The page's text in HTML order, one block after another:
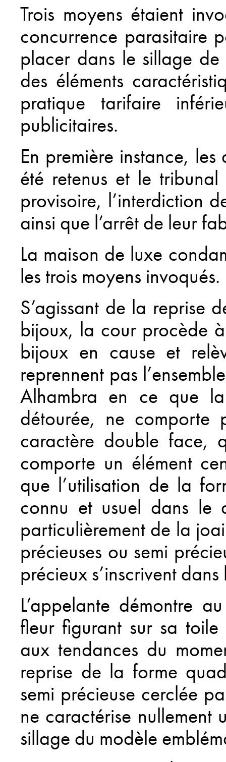
Trois moyens étaient
concurrence parasitaire
placer dans le sillage
des éléments
pratique tarifaire
publicitaires.
En première instance,
été retenus et le
provisoire, l’interdiction
ainsi que l’arrêt de leur
La maison de luxe
les trois moyens invoqués.
S’agissant de la reprise
bijoux, la cour procède
bijoux en cause et
reprennent pas
Alhambra en ce que
détourée, ne comporte
caractère double face,
comporte un élément
que l’utilisation de la
connu et usuel dans le
particulièrement de la
précieuses ou semi
précieux s’inscrivent
L’appelante démontre
fleur figurant sur sa
aux tendances du
reprise de la forme
semi précieuse cerclée
ne caractérise nullement
sillage du modèle